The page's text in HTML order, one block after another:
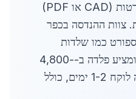
2026, שלחו תכניות מפורטות (CAD או PDF)
תוך 24 שעות. צוות ההנדסה בכפר
כמו שלדות
מגרשים או גגות אולמות, ומציע פלדה ב-4,800-
7,500 ש"ח לטון. שלב זה לוקח 1-2 ימים, כולל